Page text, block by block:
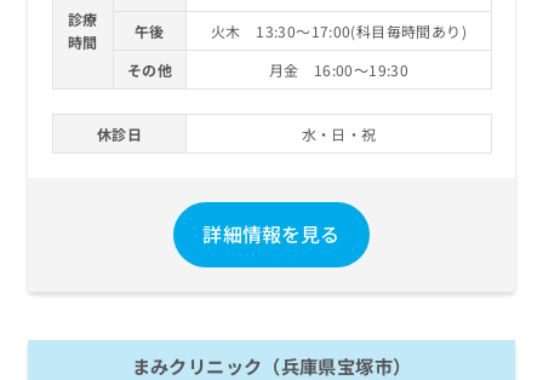
診療
時間
午後
火木 13:30～17:00(科目毎時間あり)
その他
月金 16:00～19:30
休診日 水・日・祝
詳細情報を見る
まみクリニック（兵庫県宝塚市）